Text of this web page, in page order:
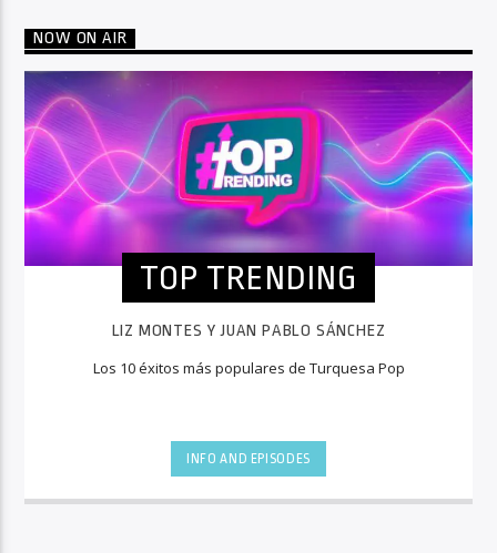
NOW ON AIR
TOP TRENDING
LIZ MONTES Y JUAN PABLO SÁNCHEZ
Los 10 éxitos más populares de Turquesa Pop
INFO AND EPISODES